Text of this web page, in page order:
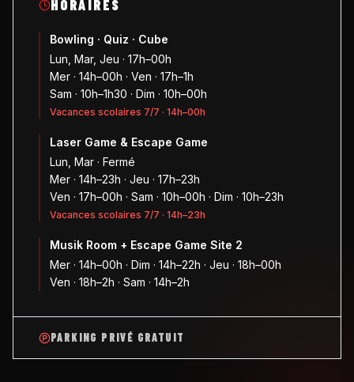
HORAIRES
Bowling · Quiz · Cube
Lun, Mar, Jeu · 17h–00h
Mer · 14h–00h · Ven · 17h–1h
Sam · 10h–1h30 · Dim · 10h–00h
Vacances scolaires 7/7 · 14h–00h
Laser Game & Escape Game
Lun, Mar · Fermé
Mer · 14h–23h · Jeu · 17h–23h
Ven · 17h–00h · Sam · 10h–00h · Dim · 10h–23h
Vacances scolaires 7/7 · 14h–23h
Musik Room + Escape Game Site 2
Mer · 14h–00h · Dim · 14h–22h · Jeu · 18h–00h
Ven · 18h–2h · Sam · 14h–2h
PARKING PRIVÉ GRATUIT